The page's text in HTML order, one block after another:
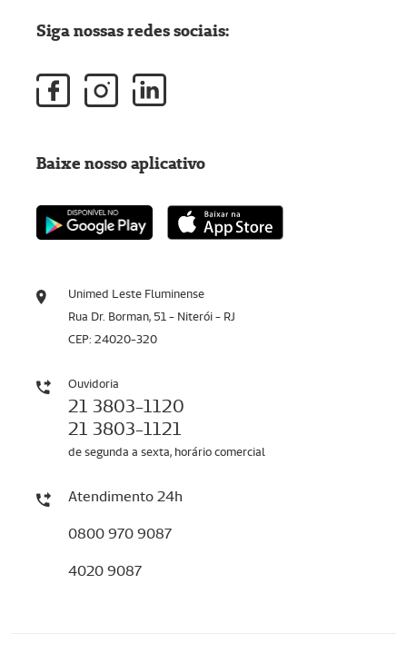
Unimed Leste Fluminense
Rua Dr. Borman, 51 - Niterói - RJ
CEP: 24020-320
Ouvidoria
21 3803-1120
21 3803-1121
de segunda a sexta, horário comercial
Atendimento 24h
0800 970 9087
4020 9087
Siga nossas redes sociais:
Baixe nosso aplicativo